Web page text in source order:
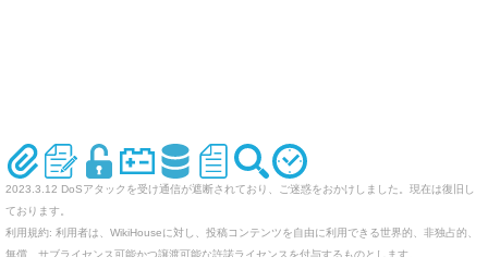
2023.3.12 DoSアタックを受け通信が遮断されており、ご迷惑をおかけしました。現在は復旧し
ております。
利用規約: 利用者は、WikiHouseに対し、投稿コンテンツを自由に利用できる世界的、非独占的、
無償、サブライセンス可能かつ譲渡可能な許諾ライセンスを付与するものとします。